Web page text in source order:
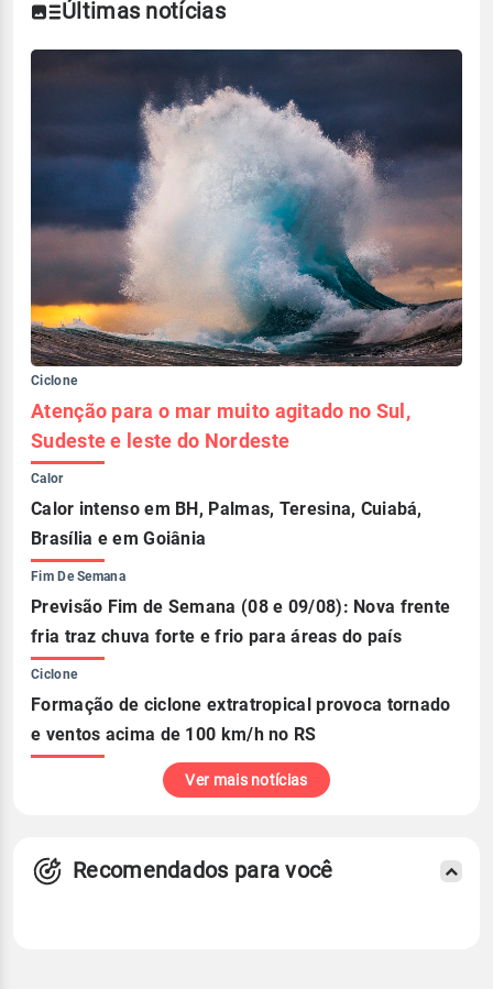
Últimas notícias
Ciclone
Atenção para o mar muito agitado no Sul,
Sudeste e leste do Nordeste
Calor
Calor intenso em BH, Palmas, Teresina, Cuiabá,
Brasília e em Goiânia
Fim De Semana
Previsão Fim de Semana (08 e 09/08): Nova frente
fria traz chuva forte e frio para áreas do país
Ciclone
Formação de ciclone extratropical provoca tornado
e ventos acima de 100 km/h no RS
Ver mais notícias
Recomendados para você